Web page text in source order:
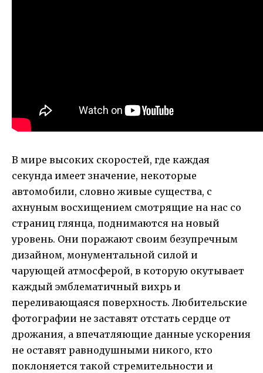
В мире высоких скоростей, где каждая
секунда имеет значение, некоторые
автомобили, словно живые существа, с
ахнуным восхищением смотрящие на нас со
страниц глянца, поднимаются на новый
уровень. Они поражают своим безупречным
дизайном, монументальной силой и
чарующей атмосферой, в которую окутывает
каждый эмблематичный вихрь и
переливающаяся поверхность. Любительские
фотографии не заставят отстать сердце от
дрожания, а впечатляющие данные ускорения
не оставят равнодушными никого, кто
поклоняется такой стремительности и